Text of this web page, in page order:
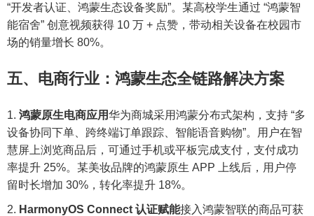
“开发者认证、鸿蒙生态设备奖励”。某高校学生通过 “鸿蒙智
能宿舍” 创意视频获得 10 万 + 点赞，带动相关设备在校园市
场的销量增长 80%。
五、电商行业：鸿蒙生态全链路解决方案
鸿蒙原生电商应用华为商城采用鸿蒙分布式架构，支持 “多
设备协同下单、跨终端订单跟踪、智能语音购物”。用户在智
慧屏上浏览商品后，可通过手机或平板完成支付，支付成功
率提升 25%。某美妆品牌的鸿蒙原生 APP 上线后，用户停
留时长增加 30%，转化率提升 18%。
HarmonyOS Connect 认证赋能接入鸿蒙智联的商品可获